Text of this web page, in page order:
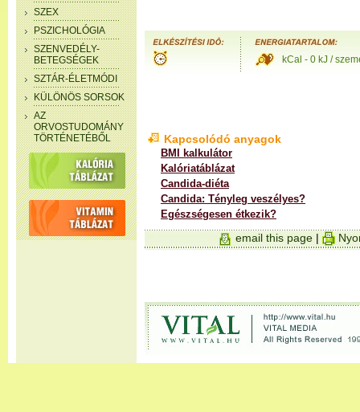
SZEX
PSZICHOLÓGIA
SZENVEDÉLY-
BETEGSÉGEK
SZTÁR-ÉLETMÓDI
KÜLÖNÖS SORSOK
AZ
ORVOSTUDOMÁNY
TÖRTÉNETÉBŐL
kCal - 0 kJ /
Kapcsolódó anyagok
BMI kalkulátor
Kalóriatáblázat
Candida-diéta
Candida: Tényleg veszélyes?
Egészségesen étkezik?
email this page |